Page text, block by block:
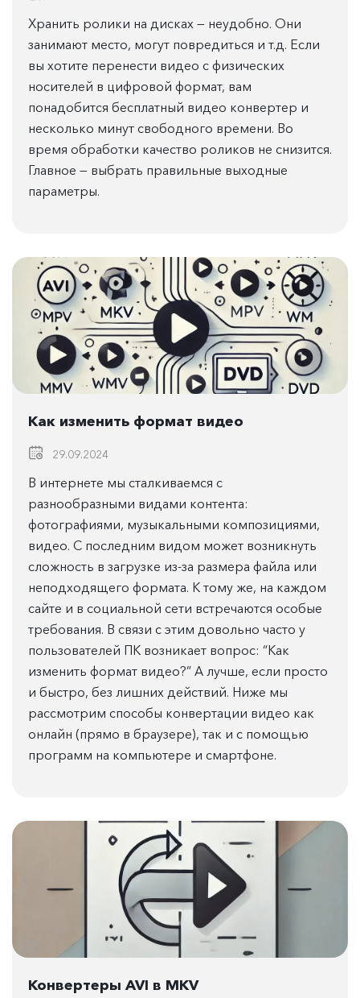
Хранить ролики на дисках — неудобно. Они
занимают место, могут повредиться и т.д. Если
вы хотите перенести видео с физических
носителей в цифровой формат, вам
понадобится бесплатный видео конвертер и
несколько минут свободного времени. Во
время обработки качество роликов не снизится.
Главное — выбрать правильные выходные
параметры.
Как изменить формат видео
29.09.2024
В интернете мы сталкиваемся с
разнообразными видами контента:
фотографиями, музыкальными композициями,
видео. С последним видом может возникнуть
сложность в загрузке из-за размера файла или
неподходящего формата. К тому же, на каждом
сайте и в социальной сети встречаются особые
требования. В связи с этим довольно часто у
пользователей ПК возникает вопрос: “Как
изменить формат видео?” А лучше, если просто
и быстро, без лишних действий. Ниже мы
рассмотрим способы конвертации видео как
онлайн (прямо в браузере), так и с помощью
программ на компьютере и смартфоне.
Конвертеры AVI в MKV